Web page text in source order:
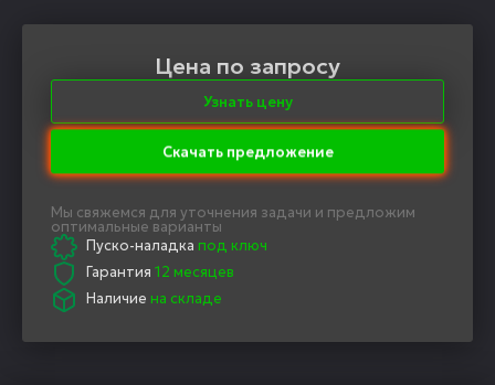
Цена по запросу
Узнать цену
Скачать предложение
Мы свяжемся для уточнения задачи и предложим
оптимальные варианты
Пуско-наладка под ключ
Гарантия 12 месяцев
Наличие на складе